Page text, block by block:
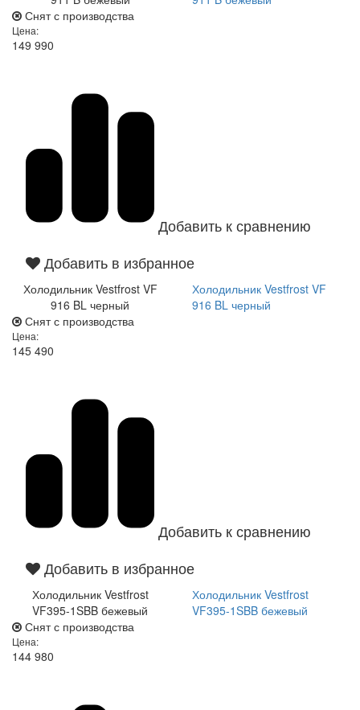
Снят с производства
Цена:
149 990
Добавить к сравнению
Добавить в избранное
Холодильник Vestfrost VF
916 BL черный
Холодильник Vestfrost VF
916 BL черный
Снят с производства
Цена:
145 490
Добавить к сравнению
Добавить в избранное
Холодильник Vestfrost
VF395-1SBB бежевый
Холодильник Vestfrost
VF395-1SBB бежевый
Снят с производства
Цена:
144 980